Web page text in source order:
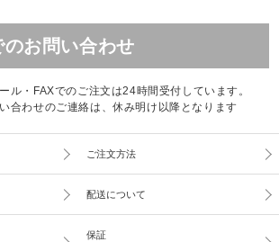
のお問い合わせ
ル・FAXでのご注文は24時間受付しています。
合わせのご連絡は、休み明け以降となります
ご注文方法
配送について
保証